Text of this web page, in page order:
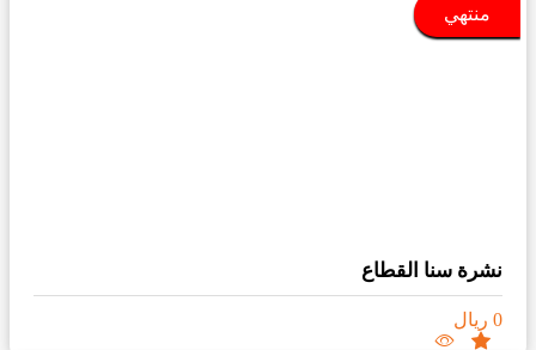
منتهي
نشرة سنا القطاع
0 ريال